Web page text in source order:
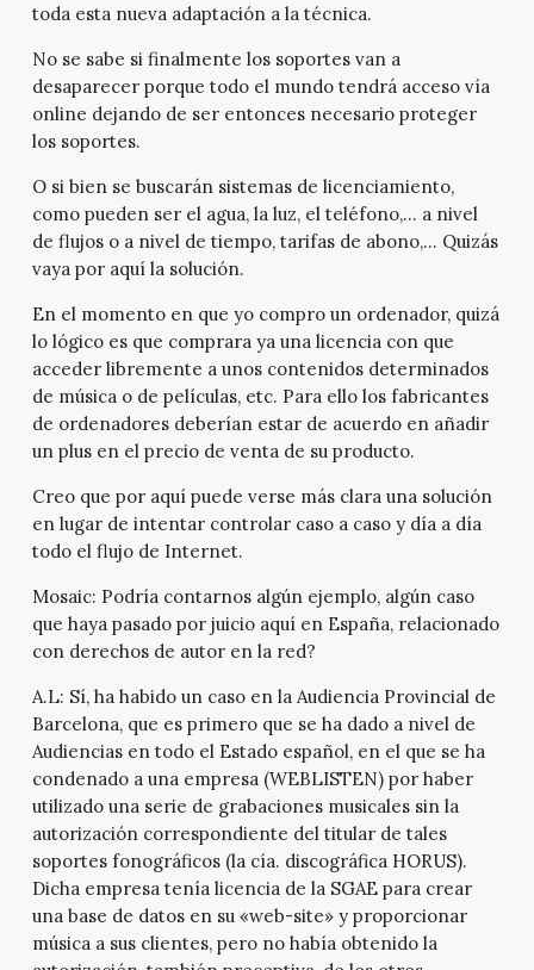
toda esta nueva adaptación a la técnica.
No se sabe si finalmente los soportes van a
desaparecer porque todo el mundo tendrá acceso vía
online dejando de ser entonces necesario proteger
los soportes.
O si bien se buscarán sistemas de licenciamiento,
como pueden ser el agua, la luz, el teléfono,… a nivel
de flujos o a nivel de tiempo, tarifas de abono,… Quizás
vaya por aquí la solución.
En el momento en que yo compro un ordenador, quizá
lo lógico es que comprara ya una licencia con que
acceder libremente a unos contenidos determinados
de música o de películas, etc. Para ello los fabricantes
de ordenadores deberían estar de acuerdo en añadir
un plus en el precio de venta de su producto.
Creo que por aquí puede verse más clara una solución
en lugar de intentar controlar caso a caso y día a día
todo el flujo de Internet.
Mosaic: Podría contarnos algún ejemplo, algún caso
que haya pasado por juicio aquí en España, relacionado
con derechos de autor en la red?
A.L: Sí, ha habido un caso en la Audiencia Provincial de
Barcelona, que es primero que se ha dado a nivel de
Audiencias en todo el Estado español, en el que se ha
condenado a una empresa (WEBLISTEN) por haber
utilizado una serie de grabaciones musicales sin la
autorización correspondiente del titular de tales
soportes fonográficos (la cía. discográfica HORUS).
Dicha empresa tenía licencia de la SGAE para crear
una base de datos en su «web-site» y proporcionar
música a sus clientes, pero no había obtenido la